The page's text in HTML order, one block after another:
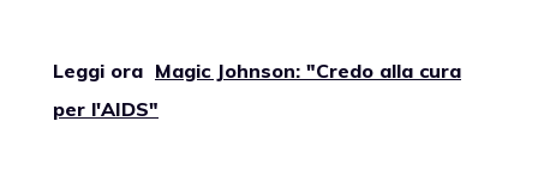
Leggi ora Magic Johnson: "Credo alla cura
per l'AIDS"